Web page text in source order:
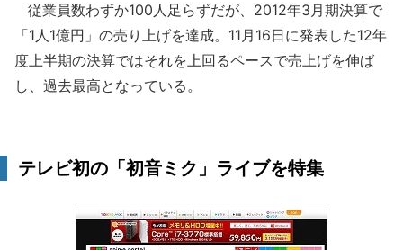
従業員数わずか100人足らずだが、2012年3月期決算で
「1人1億円」の売り上げを達成。11月16日に発表した12年
度上半期の決算ではそれを上回るペースで売上げを伸ば
し、過去最高となっている。
テレビ初の「初音ミク」ライブを特集